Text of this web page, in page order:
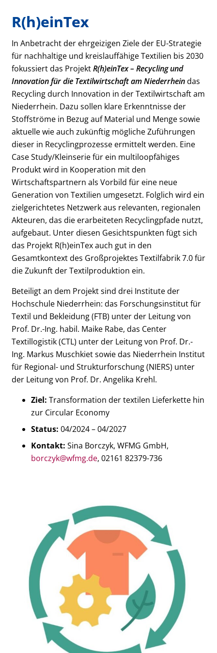
R(h)einTex
In Anbetracht der ehrgeizigen Ziele der EU-Strategie
für nachhaltige und kreislauffähige Textilien bis 2030
fokussiert das ProjektR(h)einTex – Recycling und
Innovation für die Textilwirtschaft am Niederrheindas
Recycling durch Innovation in der Textilwirtschaft am
Niederrhein. Dazu sollen klare Erkenntnisse der
Stoffströme in Bezug auf Material und Menge sowie
aktuelle wie auch zukünftig mögliche Zuführungen
dieser in Recyclingprozesse ermittelt werden. Eine
Case Study/Kleinserie für ein multiloopfähiges
Produkt wird in Kooperation mit den
Wirtschaftspartnern als Vorbild für eine neue
Generation von Textilien umgesetzt. Folglich wird ein
zielgerichtetes Netzwerk aus relevanten, regionalen
Akteuren, das die erarbeiteten Recyclingpfade nutzt,
aufgebaut. Unter diesen Gesichtspunkten fügt sich
das Projekt R(h)einTex auch gut in den
Gesamtkontext des Großprojektes Textilfabrik 7.0 für
die Zukunft der Textilproduktion ein.
Beteiligt an dem Projekt sind drei Institute der
Hochschule Niederrhein: das Forschungsinstitut für
Textil und Bekleidung (FTB) unter der Leitung von
Prof. Dr.-Ing. habil. Maike Rabe, das Center
Textillogistik (CTL) unter der Leitung von Prof. Dr.-
Ing. Markus Muschkiet sowie das Niederrhein Institut
für Regional- und Strukturforschung (NIERS) unter
der Leitung von Prof. Dr. Angelika Krehl.
Ziel: Transformation der textilen Lieferkette hin
zur Circular Economy
Status: 04/2024 – 04/2027
Kontakt: Sina Borczyk, WFMG GmbH,
borczyk@wfmg.de, 02161 82379-736